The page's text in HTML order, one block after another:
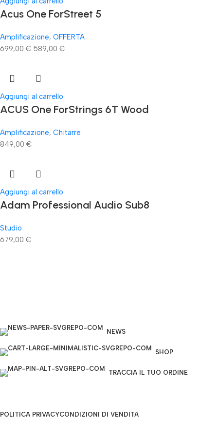
Acus One ForStreet 5
Amplificazione, OFFERTA
699,00€ 589,00 €
Aggiungi al carrello
ACUS One ForStrings 6T Wood
Amplificazione, Chitarre
849,00 €
Aggiungi al carrello
Adam Professional Audio Sub8
Studio
679,00 €
NEWS
SHOP
TRACCIA IL TUO ORDINE
POLITICA PRIVACYCONDIZIONI DI VENDITA